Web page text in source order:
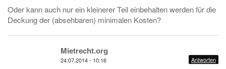
Oder kann auch nur ein kleinerer Teil einbehalten werden für die
Deckung der (absehbaren) minimalen Kosten?
Mietrecht.org
24.07.2014 - 10:16 Antworten